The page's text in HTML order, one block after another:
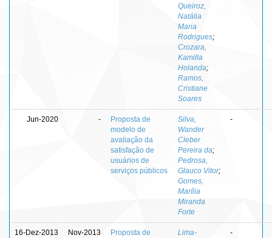
Queiroz,
Natália
Maria
Rodrigues;
Crozara,
Kamilla
Holanda;
Ramos,
Cristiane
Soares
Jun-2020 -
Proposta de
modelo de
avaliação da
satisfação de
usuários de
serviços públicos
Silva,
Wander
Cleber
Pereira da;
Pedrosa,
Glauco Vitor;
Gomes,
Marília
Miranda
Forte
-
16-Dez-2013 Nov-2013 Proposta de Lima- -